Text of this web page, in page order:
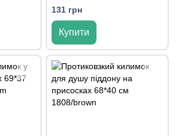
1806/beige
131 грн
Купити